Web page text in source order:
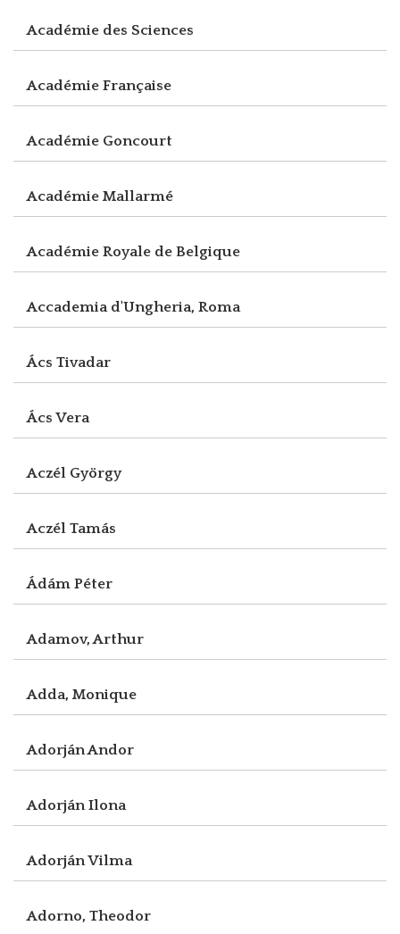
Académie des Sciences
Académie Française
Académie Goncourt
Académie Mallarmé
Académie Royale de Belgique
Accademia d'Ungheria, Roma
Ács Tivadar
Ács Vera
Aczél György
Aczél Tamás
Ádám Péter
Adamov, Arthur
Adda, Monique
Adorján Andor
Adorján Ilona
Adorján Vilma
Adorno, Theodor